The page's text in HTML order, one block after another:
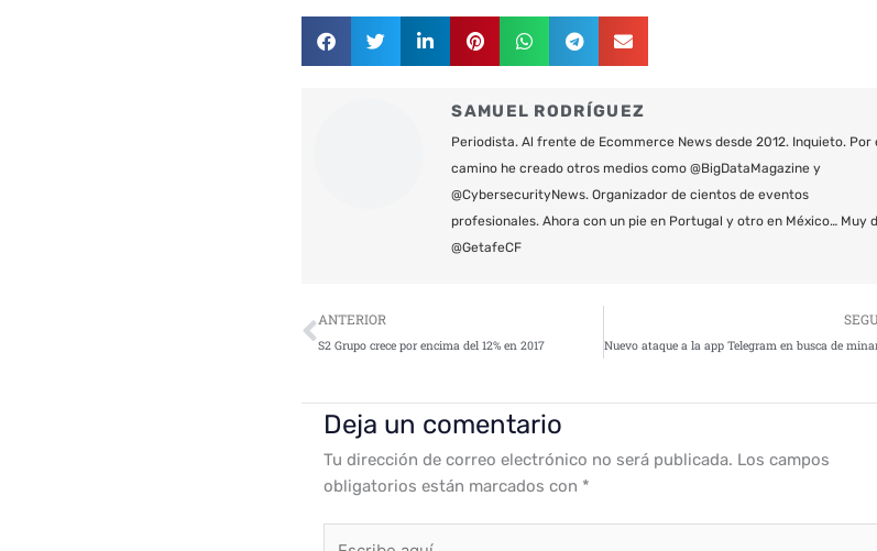
SAMUEL RODRÍGUEZ
Periodista. Al frente de Ecommerce News desde 2012. Inquieto. Por
camino he creado otros medios como @BigDataMagazine y
@CybersecurityNews. Organizador de cientos de eventos
profesionales. Ahora con un pie en Portugal y otro en México… Muy
@GetafeCF
Ant
ANTERIOR
S2 Grupo crece por encima del 12% en 2017
Deja un comentario
Tu dirección de correo electrónico no será publicada. Los campos
obligatorios están marcados con *